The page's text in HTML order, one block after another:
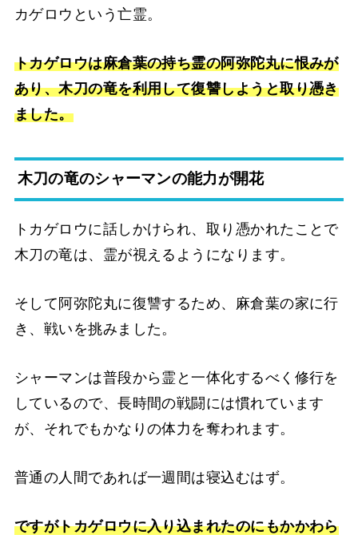
カゲロウという亡霊。
トカゲロウは麻倉葉の持ち霊の阿弥陀丸に恨みが
あり、木刀の竜を利用して復讐しようと取り憑き
ました。
木刀の竜のシャーマンの能力が開花
トカゲロウに話しかけられ、取り憑かれたことで
木刀の竜は、霊が視えるようになります。
そして阿弥陀丸に復讐するため、麻倉葉の家に行
き、戦いを挑みました。
シャーマンは普段から霊と一体化するべく修行を
しているので、長時間の戦闘には慣れています
が、それでもかなりの体力を奪われます。
普通の人間であれば一週間は寝込むはず。
ですがトカゲロウに入り込まれたのにもかかわら